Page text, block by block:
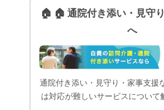
🏠 🏠 通院付き添い・見守
へ
通院付き添い・見守り・家事支援
は対応が難しいサービスについて